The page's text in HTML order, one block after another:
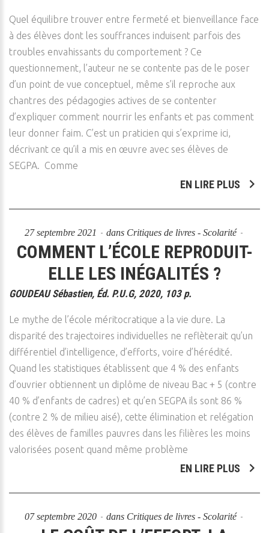
Quel équilibre trouver entre fermeté et bienveillance face
à des élèves dont les souffrances induisent parfois des
troubles envahissants du comportement ? Ce
questionnement, l’auteur ne se contente pas de le poser
d’un point de vue conceptuel, même s’il reproche aux
chantres des pédagogies actives de se contenter
d’expliquer comment nourrir les enfants et pas comment
leur donner faim. C’est un praticien qui s’exprime ici,
décrivant ce qu’il a mis en œuvre avec ses élèves de
SEGPA. Comme
EN LIRE PLUS
27 septembre 2021 dans Critiques de livres - Scolarité
COMMENT L’ÉCOLE REPRODUIT-
ELLE LES INÉGALITÉS ?
GOUDEAU Sébastien, Éd. P.U.G, 2020, 103 p.
Le mythe de l’école méritocratique a la vie dure. La
disparité des trajectoires individuelles ne reflèterait qu’un
différentiel d’intelligence, d’efforts, voire d’hérédité.
Quand les statistiques établissent que 4 % des enfants
d’ouvrier obtiennent un diplôme de niveau Bac + 5 (contre
40 % d’enfants de cadres) et qu’en SEGPA ils sont 86 %
(contre 2 % de milieu aisé), cette élimination et relégation
des élèves de familles pauvres dans les filières les moins
valorisées posent quand même problème
EN LIRE PLUS
07 septembre 2020 dans Critiques de livres - Scolarité